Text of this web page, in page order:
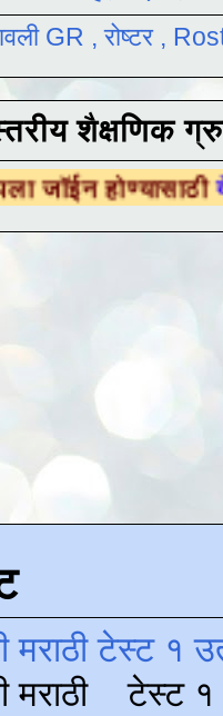
GR , रोष्टर ,
शैक्षणिक
येथे क्लिक करा .
मराठी टेस्ट १
मराठी टेस्ट